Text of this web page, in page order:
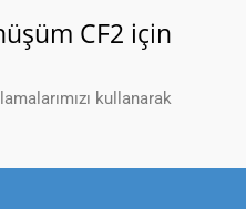
CF2 için
kullanarak